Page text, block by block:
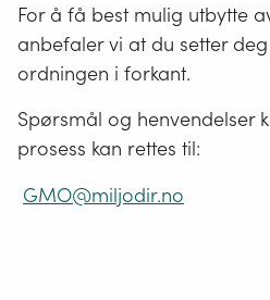
For å få best mulig utbytte
anbefaler vi at du setter
ordningen i forkant.
Spørsmål og henvendelser
prosess kan rettes til:
GMO@miljodir.no